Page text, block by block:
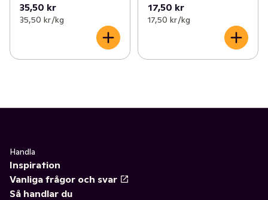
35,50 kr
35,50 kr /kg
17,50 kr
17,50 kr /kg
Handla
Inspiration
Vanliga frågor och svar
Så handlar du